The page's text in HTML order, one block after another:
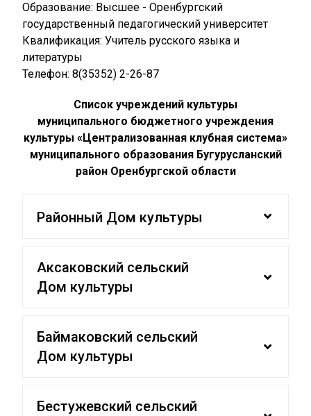
Образование: Высшее - Оренбургский
государственный педагогический университет
Квалификация: Учитель русского языка и
литературы
Телефон: 8(35352) 2-26-87
Список учреждений культуры
муниципального бюджетного учреждения
культуры «Централизованная клубная система»
муниципального образования Бугурусланский
район Оренбургской области
Районный Дом культуры
Аксаковский сельский
Дом культуры
Баймаковский сельский
Дом культуры
Бестужевский сельский